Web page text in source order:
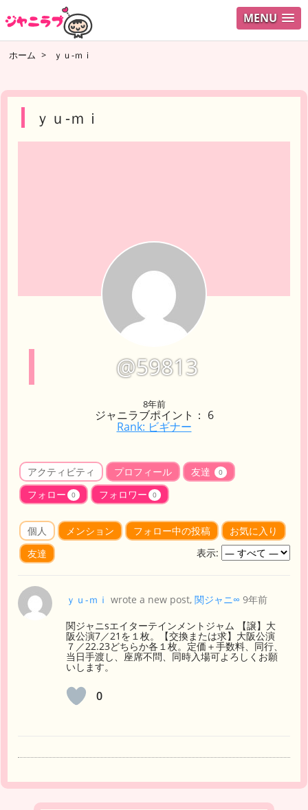
MENU ログイ
ホーム > ｙｕ-ｍｉ
ｙｕ-ｍｉ
@59813
8年前
ジャニラブポイント： 6
Rank: ビギナー
アクティビティ プロフィール 友達 0
フォロー 0 フォロワー 0
個人 メンション フォロー中の投稿
お気に入り
友達
表示:
ｙｕ-ｍｉ wrote a new post, 関ジャニ∞ 9年前
関ジャニsエイターテインメントジャム 【譲】大
阪公演7／21を１枚。【交換または求】大阪公演
７／22.23どちらか各１枚。定価＋手数料、同行、
当日手渡し、座席不問、同時入場可よろしくお願
いします。
0